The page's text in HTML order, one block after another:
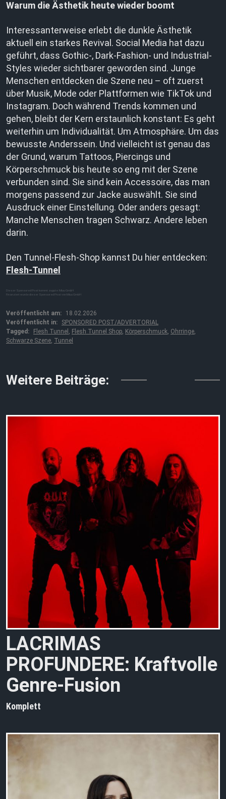
Warum die Ästhetik heute wieder boomt
Interessanterweise erlebt die dunkle Ästhetik
aktuell ein starkes Revival. Social Media hat dazu
geführt, dass Gothic-, Dark-Fashion- und Industrial-
Styles wieder sichtbarer geworden sind. Junge
Menschen entdecken die Szene neu – oft zuerst
über Musik, Mode oder Plattformen wie TikTok und
Instagram. Doch während Trends kommen und
gehen, bleibt der Kern erstaunlich konstant: Es geht
weiterhin um Individualität. Um Atmosphäre. Um das
bewusste Anderssein. Und vielleicht ist genau das
der Grund, warum Tattoos, Piercings und
Körperschmuck bis heute so eng mit der Szene
verbunden sind. Sie sind kein Accessoire, das man
morgens passend zur Jacke auswählt. Sie sind
Ausdruck einer Einstellung. Oder anders gesagt:
Manche Menschen tragen Schwarz. Andere leben
darin.
Den Tunnel-Flesh-Shop kannst Du hier entdecken:
Flesh-Tunnel
Dieser Sponsored Post kommt zugute: Miuu GmbH
Finanziert wurde dieser Sponsored Post von Miuu GmbH
Veröffentlicht am:
18.02.2026
Veröffentlicht in:
SPONSORED POST/ADVERTORIAL
Tagged:
Flesh Tunnel , Flesh Tunnel Shop, Körperschmuck, Ohrringe,
Schwarze Szene, Tunnel
Weitere Beiträge:
LACRIMAS
PROFUNDERE: Kraftvolle
Genre-Fusion
Komplett